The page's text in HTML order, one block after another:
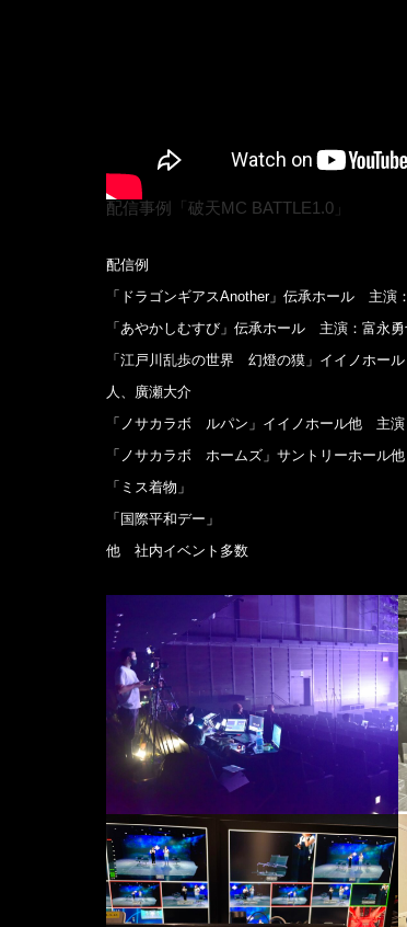
配信事例「破天MC BATTLE1.0」
配信例
「ドラゴンギアスAnother」伝承ホール 主
「あやかしむすび」伝承ホール 主演：富永
「江戸川乱歩の世界 幻燈の獏」イイノホー
人、廣瀬大介
「ノサカラボ ルパン」イイノホール他 主演
「ノサカラボ ホームズ」サントリーホール
「ミス着物」
「国際平和デー」
他 社内イベント多数